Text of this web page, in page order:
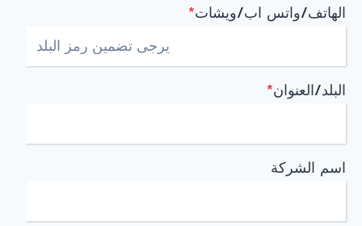
الهاتف/واتس اب/ويشات*
البلد/العنوان*
اسم الشركة